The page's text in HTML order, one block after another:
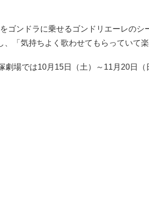
ンドラに乗せるゴンドリエーレのシ
「気持ちよく歌わせてもらっていて楽
場では10月15日（土）～11月20日（